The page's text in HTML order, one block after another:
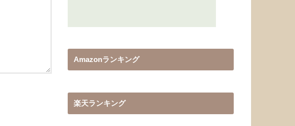
Amazonランキング
楽天ランキング